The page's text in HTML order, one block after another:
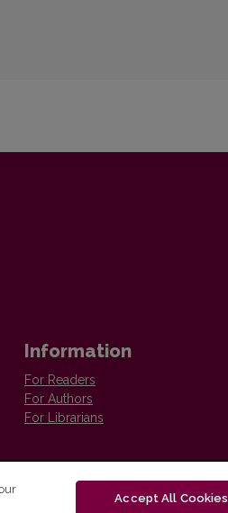
Information
For Readers
For Authors
For Librarians
Accept All Cookies